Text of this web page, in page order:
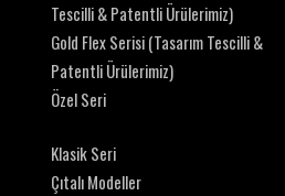
Tescilli & Patentli Ürülerimiz)
Gold Flex Serisi (Tasarım Tescilli &
Patentli Ürülerimiz)
Özel Seri
Klasik Seri
Çıtalı Modeller